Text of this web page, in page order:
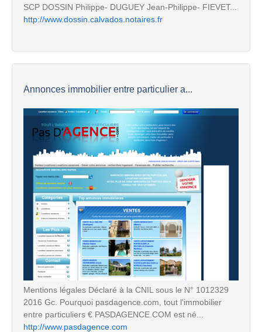
SCP DOSSIN Philippe- DUGUEY Jean-Philippe- FIEVET...
http://www.dossin.calvados.notaires.fr
Annonces immobilier entre particulier a...
Mentions légales Déclaré à la CNIL sous le N° 1012329
2016 Gc. Pourquoi pasdagence.com, tout l'immobilier
entre particuliers € PASDAGENCE.COM est né...
http://www.pasdagence.com